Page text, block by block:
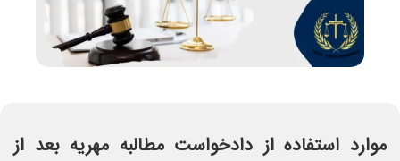
موارد استفاده از دادخواست مطالبه مهریه بعد از